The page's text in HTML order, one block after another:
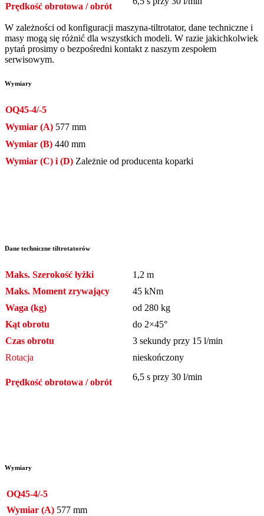
Prędkość obrotowa / obrót
W zależności od konfiguracji maszyna-tiltrotator, dane techniczne i
masy mogą się różnić dla wszystkich modeli. W razie jakichkolwiek
pytań prosimy o bezpośredni kontakt z naszym zespołem
serwisowym.
Wymiary
OQ45-4/-5
Wymiar (A) 577 mm
Wymiar (B) 440 mm
Wymiar (C) i (D) Zależnie od producenta koparki
Dane techniczne tiltrotatorów
Maks. Szerokość łyżki
1,2 m
Maks. Moment zrywający
45 kNm
Waga (kg)
od 280 kg
Kąt obrotu
do 2×45°
Czas obrotu
3 sekundy przy 15 l/min
Rotacja
nieskończony
Prędkość obrotowa / obrót
6,5 s przy 30 l/min
Wymiary
OQ45-4/-5
Wymiar (A) 577 mm